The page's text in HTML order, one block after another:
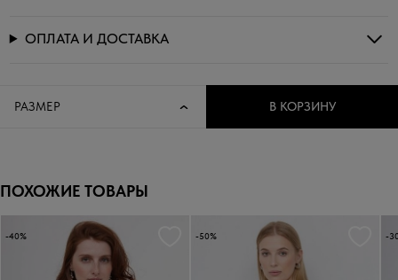
ОПЛАТА И ДОСТАВКА
РАЗМЕР В КОРЗИНУ
ПОХОЖИЕ ТОВАРЫ
-40% -50% -